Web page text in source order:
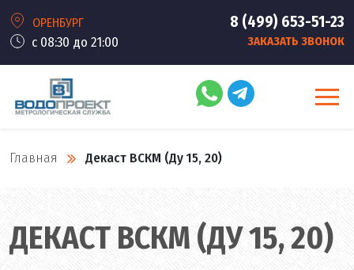
ОРЕНБУРГ
с 08:30 до 21:00
8 (499) 653-51-23
ЗАКАЗАТЬ ЗВОНОК
Главная Декаст ВСКМ (Ду 15, 20)
ДЕКАСТ ВСКМ (ДУ 15, 20)